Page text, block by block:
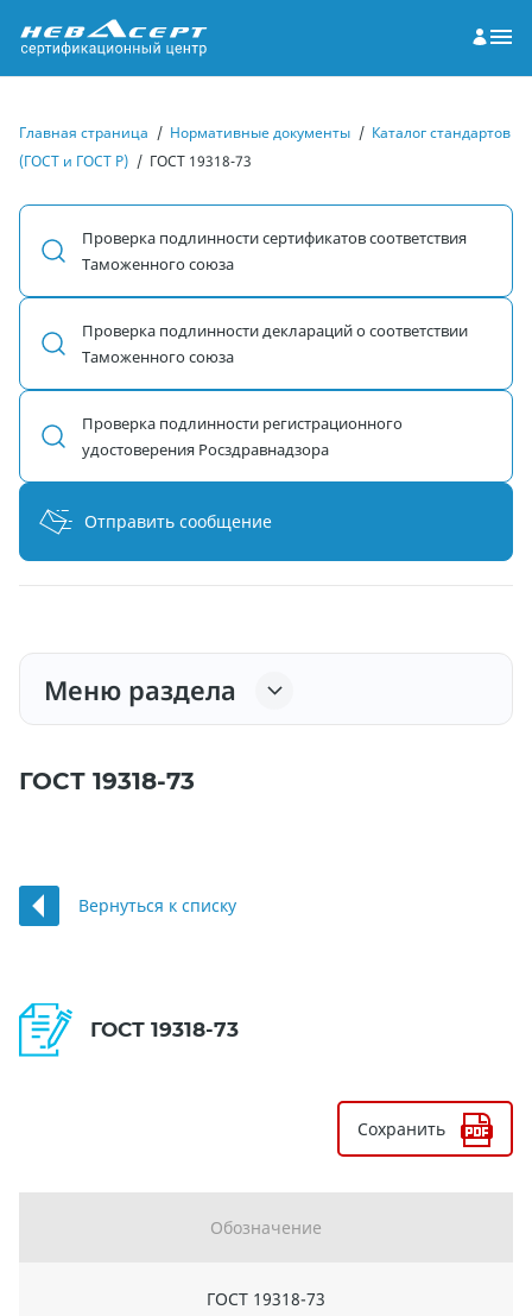
Главная страница / Нормативные документы / Каталог стандартов
(ГОСТ и ГОСТ Р) / ГОСТ 19318-73
Проверка подлинности сертификатов соответствия
Таможенного союза
Проверка подлинности деклараций о соответствии
Таможенного союза
Проверка подлинности регистрационного
удостоверения Росздравнадзора
Отправить сообщение
Меню раздела
ГОСТ 19318-73
Вернуться к списку
ГОСТ 19318-73
Сохранить
Обозначение
ГОСТ 19318-73